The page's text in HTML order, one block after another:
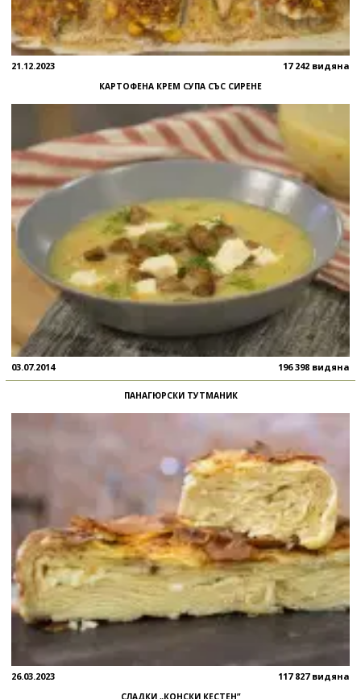
21.12.2023 17 242 видяна
КАРТОФЕНА КРЕМ СУПА СЪС СИРЕНЕ
03.07.2014 196 398 видяна
ПАНАГЮРСКИ ТУТМАНИК
26.03.2023 117 827 видяна
СЛАДКИ „КОНСКИ КЕСТЕН”